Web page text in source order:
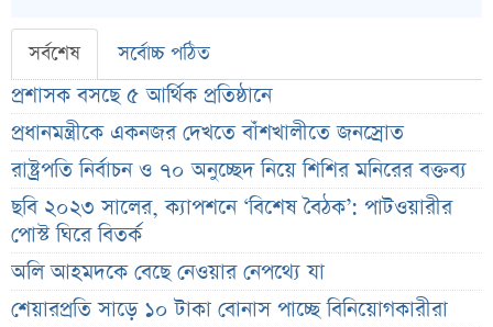
সর্বশেষ সর্বোচ্চ পঠিত
প্রশাসক বসছে ৫ আর্থিক প্রতিষ্ঠানে
প্রধানমন্ত্রীকে একনজর দেখতে বাঁশখালীতে জনস্রোত
রাষ্ট্রপতি নির্বাচন ও ৭০ অনুচ্ছেদ নিয়ে শিশির মনিরের বক্তব্য
ছবি ২০২৩ সালের, ক্যাপশনে ‘বিশেষ বৈঠক’: পাটওয়ারীর
পোস্ট ঘিরে বিতর্ক
অলি আহমদকে বেছে নেওয়ার নেপথ্যে যা
শেয়ারপ্রতি সাড়ে ১০ টাকা বোনাস পাচ্ছে বিনিয়োগকারীরা